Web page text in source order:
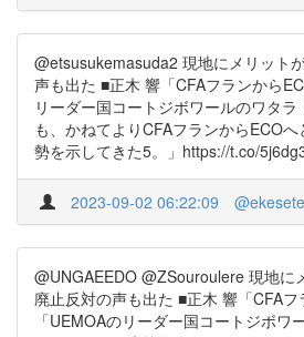
@etsusukemasuda2 現地にメリット
声も出た ■正木 響「CFAフランから
リーダー国コートジボワールのワタ
も、かねてよりCFAフランからECO
勢を示してきた5。」https://t.co/
2023-09-02 06:22:09
@UNGAEEDO @ZSouroulere 現地に
廃止反対の声も出た ■正木 響「CFAフ
「UEMOAのリーダー国コートジボワ